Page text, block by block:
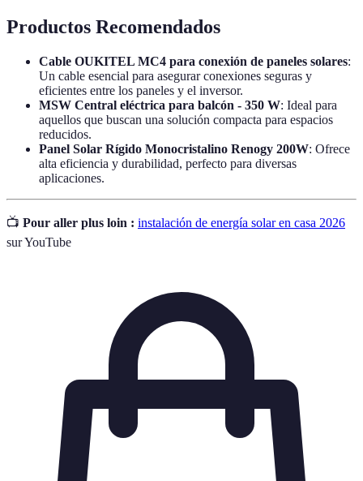
Productos Recomendados
Cable OUKITEL MC4 para conexión de paneles solares:
Un cable esencial para asegurar conexiones seguras y
eficientes entre los paneles y el inversor.
MSW Central eléctrica para balcón - 350 W: Ideal para
aquellos que buscan una solución compacta para espacios
reducidos.
Panel Solar Rígido Monocristalino Renogy 200W: Ofrece
alta eficiencia y durabilidad, perfecto para diversas
aplicaciones.
📺 Pour aller plus loin : instalación de energía solar en casa 2026
sur YouTube